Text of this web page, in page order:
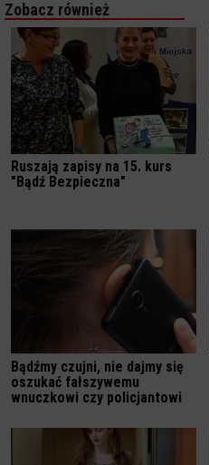
Zobacz również
Ruszają zapisy na 15. kurs
"Bądź Bezpieczna"
Bądźmy czujni, nie dajmy się
oszukać fałszywemu
wnuczkowi czy policjantowi